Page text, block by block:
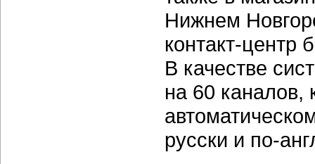
Нижнем
контакт-центр
В качестве
на 60 каналов,
русски и по-